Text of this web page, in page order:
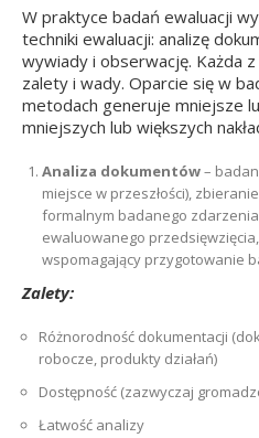
W praktyce badań ewaluacji
techniki ewaluacji: analizę
wywiady i obserwację. Każda
zalety i wady. Oparcie się w
metodach generuje mniejsze
mniejszych lub większych
Analiza dokumentów–
miejsce w przeszłości),
formalnym badanego
ewaluowanego
wspomagający przygotowanie
Zalety:
Różnorodność dokumentacji
robocze, produkty działań)
Dostępność (zazwyczaj
Łatwość analizy